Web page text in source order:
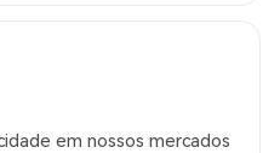
em nossos mercados